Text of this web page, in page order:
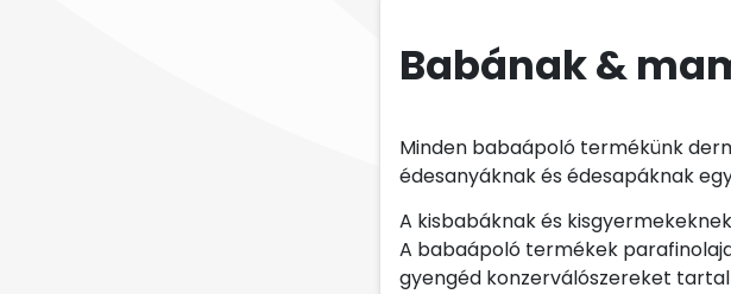
Babának &
Minden babaápoló termékünk
édesanyáknak és édesapáknak
A kisbabáknak és
A babaápoló termékek
gyengéd konzerválószereket